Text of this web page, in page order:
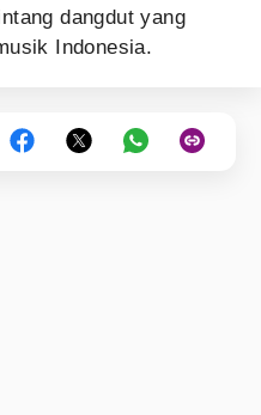
dangdut yang
Indonesia.